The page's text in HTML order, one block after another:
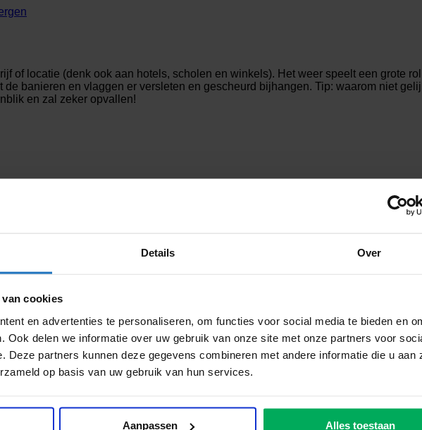
Details Over
cookies
en advertenties te personaliseren, om functies voor social media te bieden en
Ook delen we informatie over uw gebruik van onze site met onze partners voor
Deze partners kunnen deze gegevens combineren met andere informatie die u aan
op basis van uw gebruik van hun services.
Aanpassen Alles toestaan
of locatie (denk ook aan hotels, scholen en winkels). Het weer speelt een grote
banieren en vlaggen er versleten en gescheurd bijhangen. Tip: waarom niet
en zal zeker opvallen!
competities zijn afgelopen dus het is nu echt aftellen geblazen. Op 11 juni
EK is wat gespeeld wordt door heel Europa. Er wordt in totaal in 11
spandoeken, reststof en misdrukken?